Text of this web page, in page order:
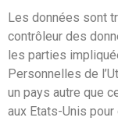
Les données sont
contrôleur des
les parties
Personnelles de
un pays autre que
aux Etats-Unis